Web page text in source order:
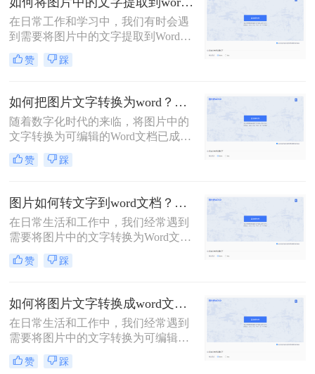
来变成文档。
在日常工作和学习中，我们有时会遇
到需要将图片中的文字提取到Word文
档中的情况。这可能是因为图片中的
文字内容需要编辑、排版或进行其他
现在有多种方法可以帮助我们轻松实
现这一目标。那么如何将图片中的文
字提取到word文档呢？本文将为您介
绍几种常用的方法，帮助您将图片中
的文字快速、准确地提取到Word文档
中。
赞 踩
如何把图片文字转换为word？分享转转大师在线操作指南！
随着数字化时代的来临，将图片中的
文字转换为可编辑的Word文档已成为
一项常见的需求。转转大师是一款便
捷的在线工具，可以将图片中的文字
的工作效率。本文将为您详细介绍如
何把图片文字转换为word方法。
赞 踩
图片如何转文字到word文档？两种方法教你轻松转换！
在日常生活和工作中，我们经常遇到
需要将图片中的文字转换为Word文档
的情况。这可能是为了整理笔记、创
建文档、编辑资料或进行文字处理
不仅提高了文字的可编辑性，还便于
进行格式设置、复制粘贴和打印等操
作。那么图片如何转文字到word文档
呢？下面是将图片中的文字转换为
Word文档的详细步骤与指南。
赞 踩
如何将图片文字转换成word文字？这3个方法了解一下！
在日常生活和工作中，我们经常遇到
需要将图片中的文字转换为可编辑的
Word文档的情况。这不仅能帮助我们
快速整理资料，还能提高工作效率。
赞 踩